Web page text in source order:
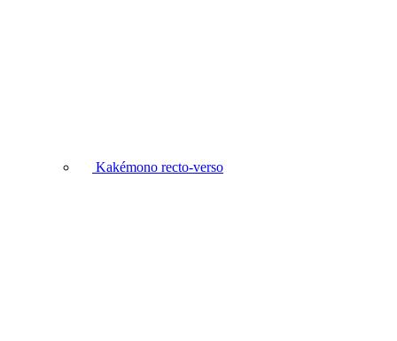
Kakémono recto-verso